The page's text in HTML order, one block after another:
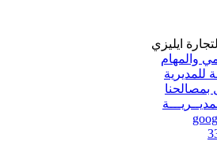
ايليزي
والمهام
للمديرية
بمصالحنا